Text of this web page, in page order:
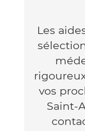
Les
vos
Saint-